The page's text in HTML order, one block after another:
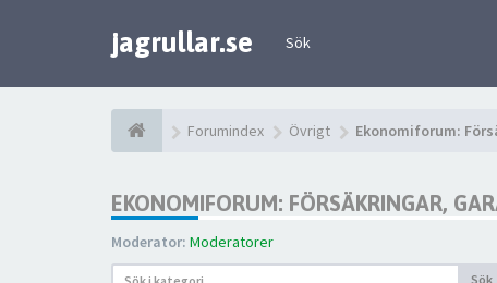
jagrullar.se Sök
Forumindex Övrigt Ekonomiforum:
EKONOMIFORUM: FÖRSÄKRINGAR,
Moderator: Moderatorer
Sök